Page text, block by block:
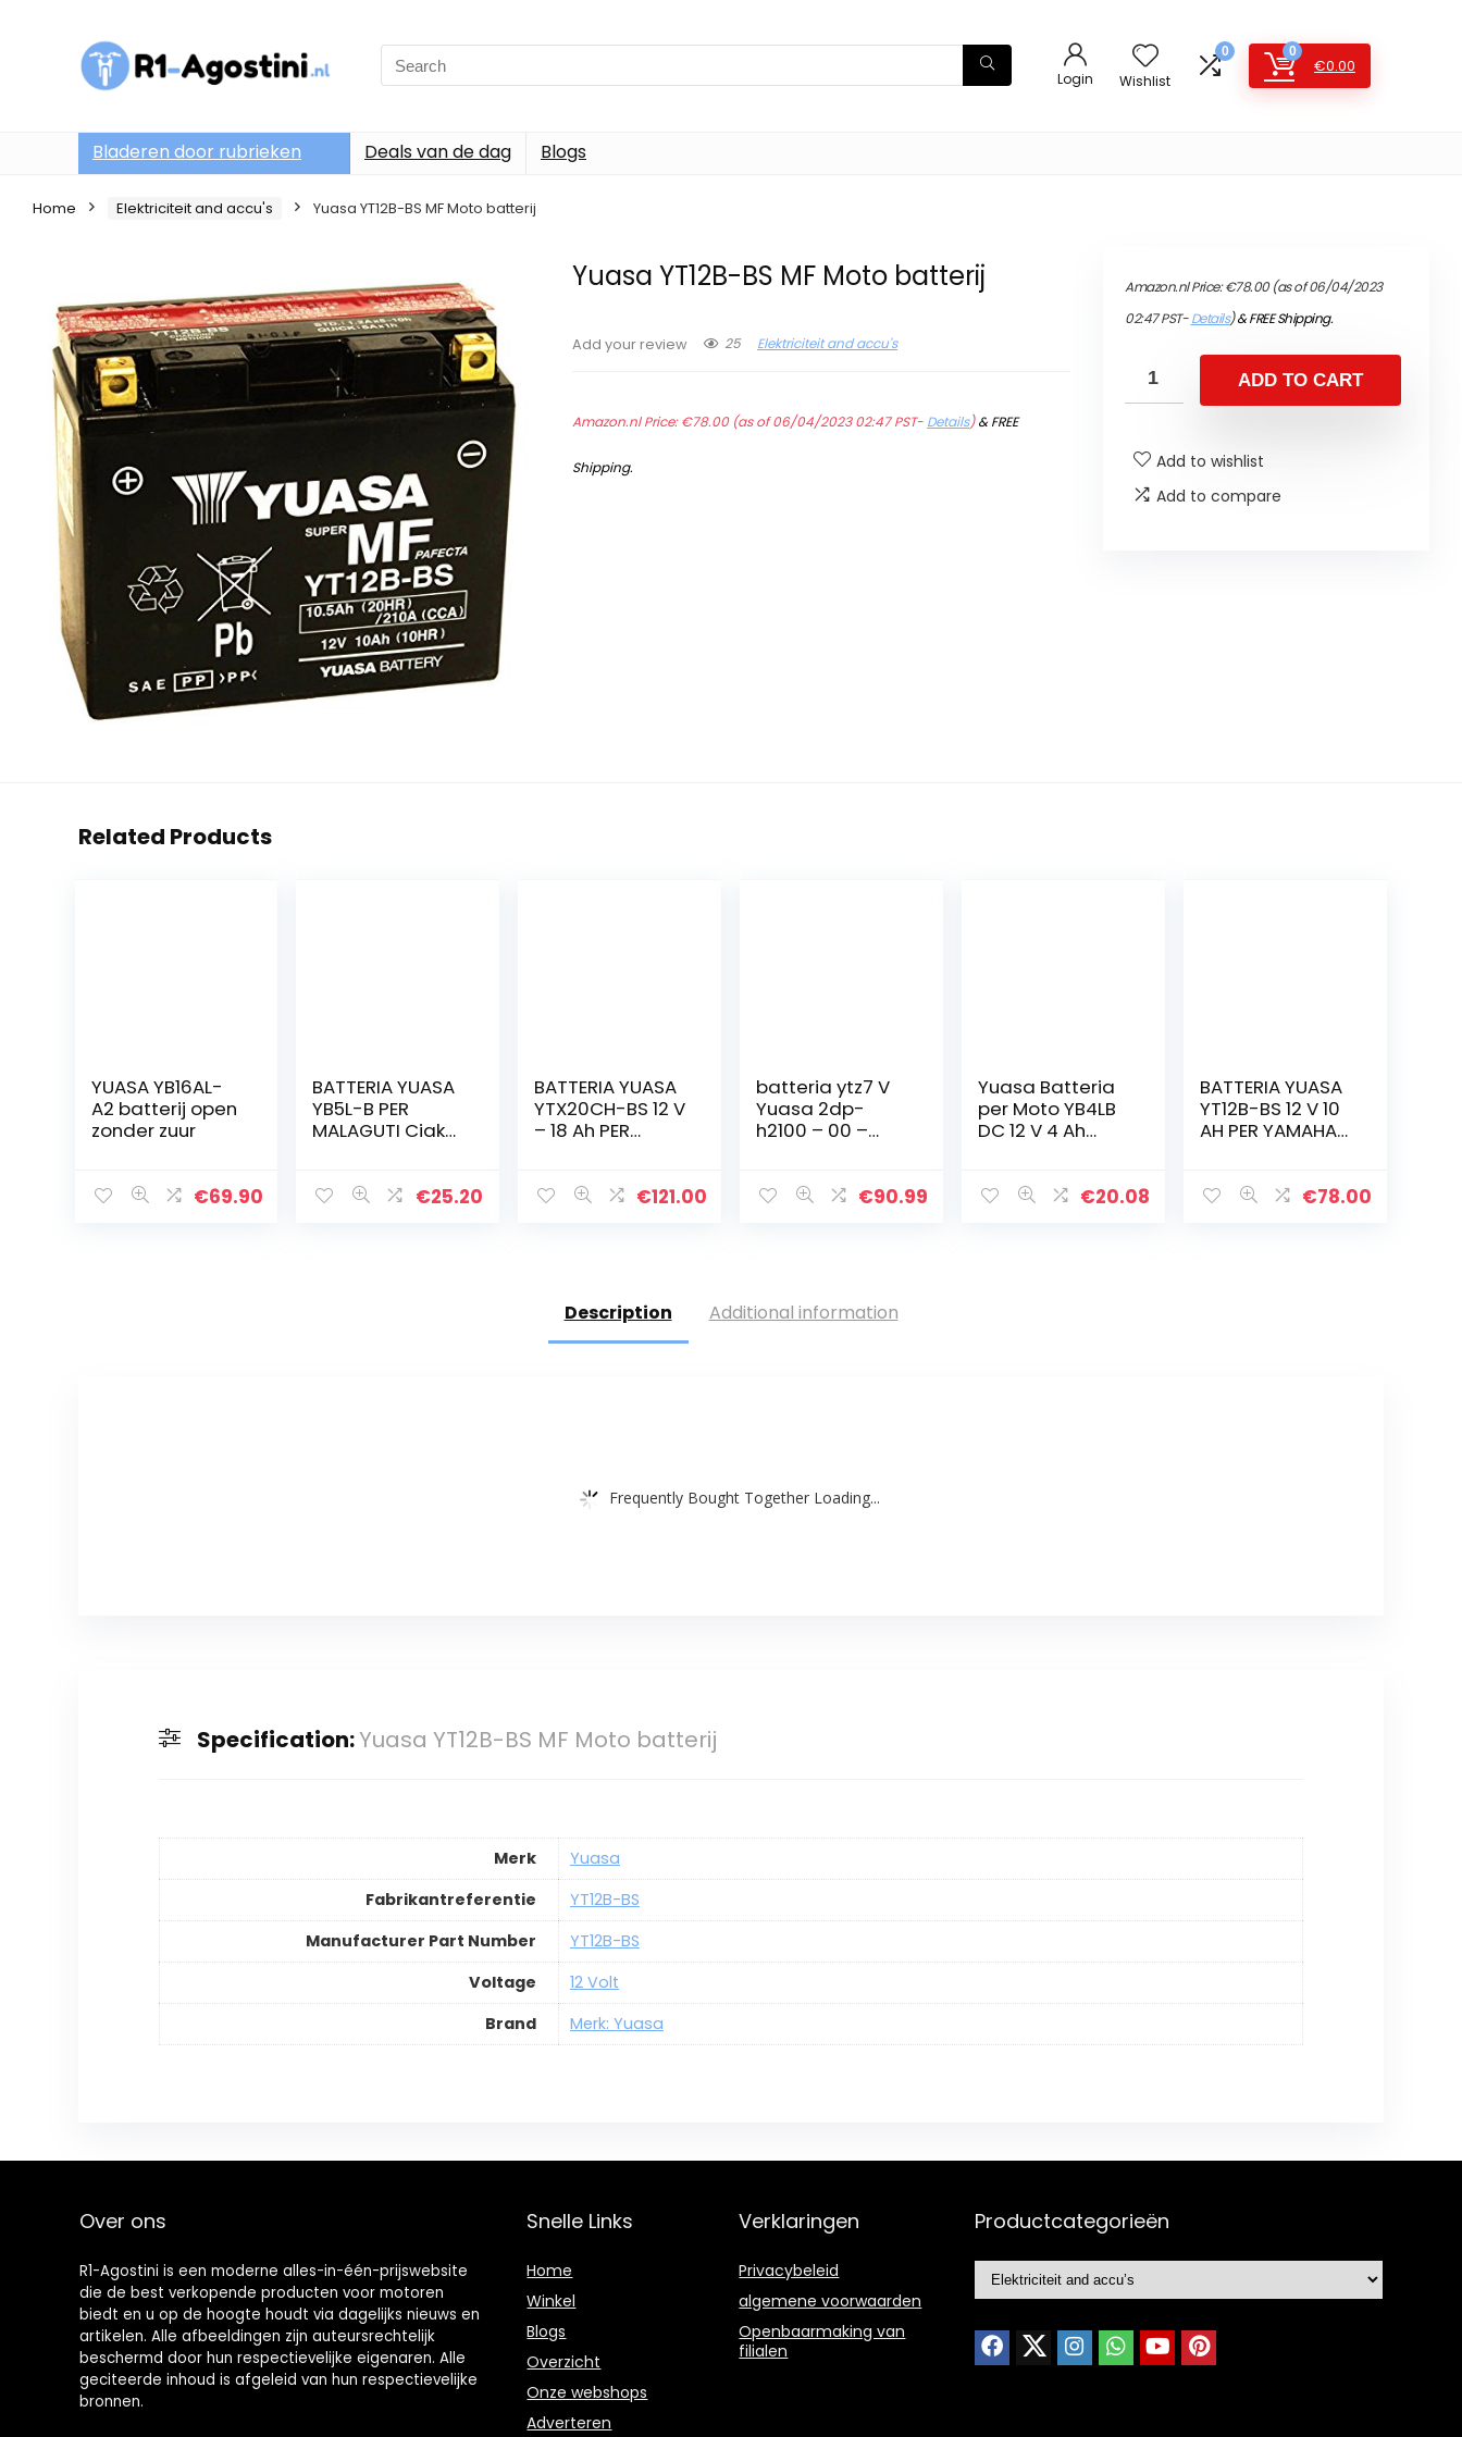
Search
for:
Login Wishlist
0 0
€0.00
Bladeren door rubrieken Deals van de dag Blogs
Home Elektriciteit and accu's Yuasa YT12B-BS MF Moto batterij
Yuasa YT12B-BS MF Moto batterij
Add your review 25 Elektriciteit and accu's
Amazon.nl Price:€78.00(as of 06/04/2023 02:47 PST- Details)&FREE
Shipping.
Amazon.nl Price:€78.00(as of 06/04/2023
02:47 PST-Details)&FREE Shipping.
ADD TO CART
Add to wishlist
Add to compare
Related Products
YUASA YB16AL-
A2 batterij open
zonder zuur
€69.90
BATTERIA YUASA
YB5L-B PER
MALAGUTI Ciak
€25.20
BATTERIA YUASA
YTX20CH-BS 12 V
– 18 Ah PER
2008-2010 CON
€121.00
batteria ytz7 V
Yuasa 2dp-
h2100 – 00 –
125 dal)
€90.99
Yuasa Batteria
per Moto YB4LB
DC 12 V 4 Ah
Motorroller, €20.08
BATTERIA YUASA
YT12B-BS 12 V 10
AH PER YAMAHA
€78.00
Description Additional information
Frequently Bought Together Loading...
Specification:Yuasa YT12B-BS MF Moto batterij
Merk
Yuasa
Fabrikantreferentie
YT12B-BS
Manufacturer Part Number
YT12B-BS
Voltage
12 Volt
Brand
Merk: Yuasa
Over ons
R1-Agostini is een moderne alles-in-één-prijswebsite
die de best verkopende producten voor motoren
biedt en u op de hoogte houdt via dagelijks nieuws en
artikelen. Alle afbeeldingen zijn auteursrechtelijk
beschermd door hun respectievelijke eigenaren. Alle
geciteerde inhoud is afgeleid van hun respectievelijke
bronnen.
Snelle Links
Home
Winkel
Blogs
Overzicht
Onze webshops
Adverteren
Verklaringen
Privacybeleid
algemene voorwaarden
Openbaarmaking van
filialen
Productcategorieën